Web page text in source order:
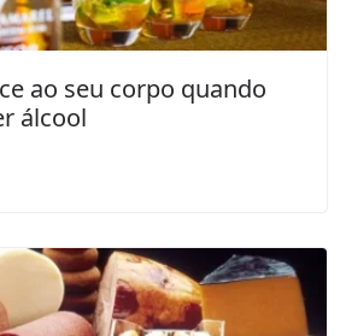
ao seu corpo quando
álcool